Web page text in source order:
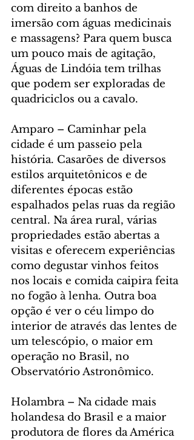
com direito a banhos de
imersão com águas medicinais
e massagens? Para quem busca
um pouco mais de agitação,
Águas de Lindóia tem trilhas
que podem ser exploradas de
quadriciclos ou a cavalo.
Amparo – Caminhar pela
cidade é um passeio pela
história. Casarões de diversos
estilos arquitetônicos e de
diferentes épocas estão
espalhados pelas ruas da região
central. Na área rural, várias
propriedades estão abertas a
visitas e oferecem experiências
como degustar vinhos feitos
nos locais e comida caipira feita
no fogão à lenha. Outra boa
opção é ver o céu limpo do
interior de através das lentes de
um telescópio, o maior em
operação no Brasil, no
Observatório Astronômico.
Holambra – Na cidade mais
holandesa do Brasil e a maior
produtora de flores da América